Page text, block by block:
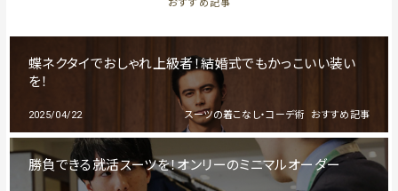
おすすめ記事
蝶ネクタイでおしゃれ上級者！結婚式でもかっこいい装い
を！
2025/04/22 おすすめ記事
スーツの着こなし・コーデ術
勝負できる就活スーツを！オンリーのミニマルオーダー